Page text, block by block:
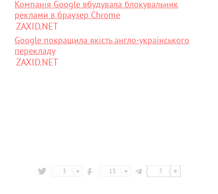
Компанія Google вбудувала блокувальник
реклами в браузер Chrome
ZAXID.NET
Google покращила якість англо-українського
перекладу
ZAXID.NET
3 13 7